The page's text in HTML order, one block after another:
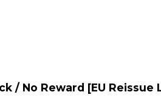
/ No Reward [EU Reissue